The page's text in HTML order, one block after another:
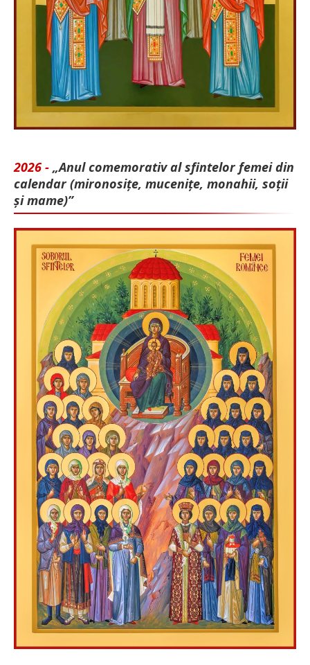
2026 - „Anul comemorativ al sfintelor femei din
calendar (mironosițe, mu­cenițe, monahii, soții
și mame)”